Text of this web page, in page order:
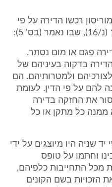
קטי ומוריסון רכשו הדירה על פי
פגם או מום נסתר.
בדקוה בעיניהם של
ולמטרותיהם. הם
להם על פי הדין. לעומת
את החזקה בדירה
ממנה כל מתקן או כל
יד שניה היו מיוצגים על ידי
וחתמו על טופס
מכל התחייבות כלפיהם,
הזכויות בשם הקונים